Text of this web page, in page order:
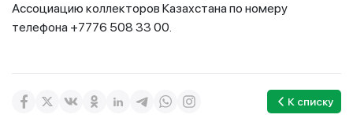
Ассоциацию коллекторов Казахстана по номеру
телефона +7776 508 33 00.
К списку